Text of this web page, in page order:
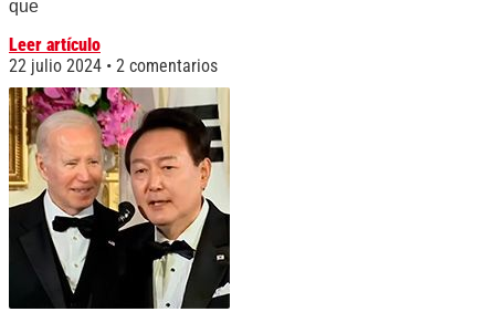
que
Leer artículo
22 julio 2024
2 comentarios